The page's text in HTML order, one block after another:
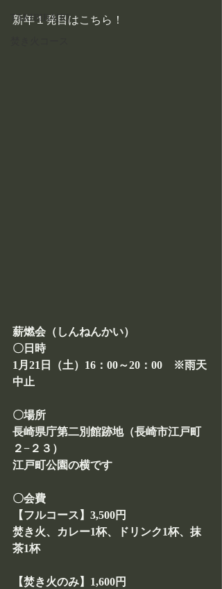
TAKIBIBA[R]
新年１発目はこちら！
薪燃会（しんねんかい）
〇日時
1月21日（土）16：00～20：00　※雨天
中止
〇場所
長崎県庁第二別館跡地（長崎市江戸町
２−２３）
江戸町公園の横です
〇会費
【フルコース】3,500円
焚き火、カレー1杯、ドリンク1杯、抹
茶1杯
【焚き火のみ】1,600円